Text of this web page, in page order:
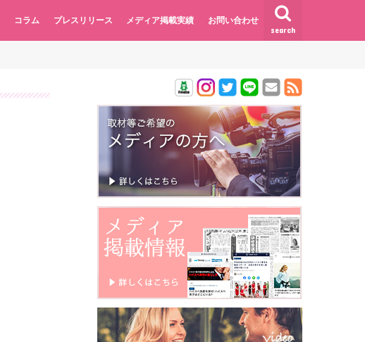
search
コラム プレスリリース メディア掲載実績 お問い合わせ